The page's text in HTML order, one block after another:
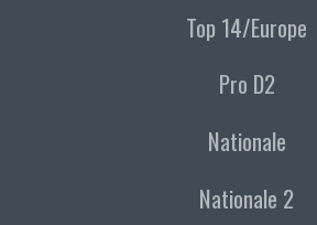
Top 14/Europe
Pro D2
Nationale
Nationale 2